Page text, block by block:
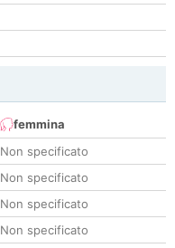
femmina
Non specificato
Non specificato
Non specificato
Non specificato